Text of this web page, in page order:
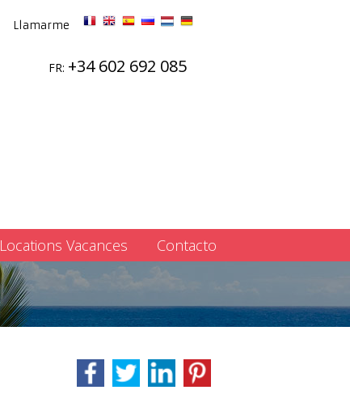
Llamarme
FR: +34 602 692 085
Locations Vacances Contacto